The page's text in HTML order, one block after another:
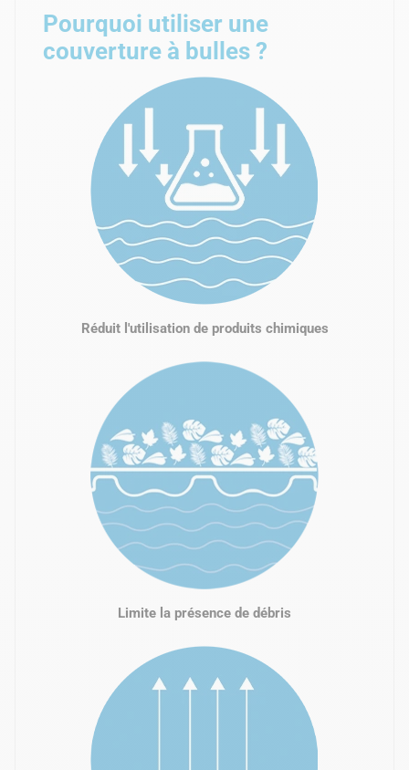
Pourquoi utiliser une
couverture à bulles ?
Réduit l'utilisation de produits chimiques
Limite la présence de débris